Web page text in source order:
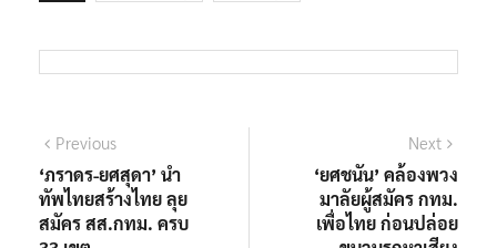
แนะแนว
เรื่อง
PreviousPrevious
post:
‘ภราดร-ยศสุดา’ นำ
ทัพไทยสร้างไทย ลุย
สมัคร สส.กทม. ครบ
Next
‘ยศชนัน’ คล้องพวง
มาลัยผู้สมัคร กทม.
เพื่อไทย ก่อนปล่อย